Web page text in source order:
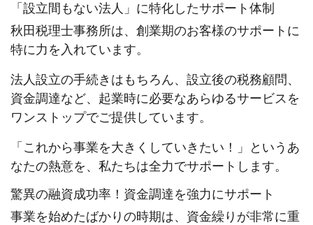
「設立間もない法人」に特化したサポート体制
秋田税理士事務所は、創業期のお客様のサポートに
特に力を入れています。
法人設立の手続きはもちろん、設立後の税務顧問、
資金調達など、起業時に必要なあらゆるサービスを
ワンストップでご提供しています。
「これから事業を大きくしていきたい！」というあ
なたの熱意を、私たちは全力でサポートします。
驚異の融資成功率！資金調達を強力にサポート
事業を始めたばかりの時期は、資金繰りが非常に重